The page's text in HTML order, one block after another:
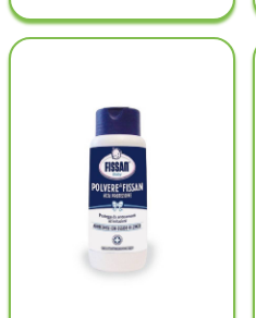
TRATT TRATT